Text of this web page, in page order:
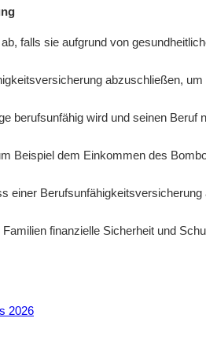
falls sie aufgrund von
abzuschließen,
berufsunfähig wird und seinen Beruf
Beispiel dem Einkommen des
einer Berufsunfähigkeitsversicherung
finanzielle Sicherheit und
2026